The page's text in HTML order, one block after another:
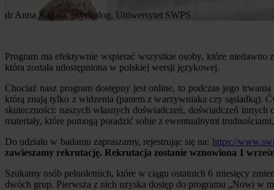
dr Anna Rogala, psycholog, Uniwersytet SWPS
Program ma efektywnie wspierać wszystkie osoby, które
która została udostępniona w polskiej wersji językowej.
Chociaż nasz program dostępny jest online, to podczas jego
którą znają tylko z widzenia (panem z warzywniaka czy sąsiadką).
skuteczności: naszych własnych doświadczeń, doświadczeń
materiały, które pomogą poradzić sobie z ewentualnymi
Do udziału w badaniu zapraszamy, rejestrując się na: https://
zawieszamy rekrutację. Rekrutacja zostanie wznowiona 1
Szukamy osób pełnoletnich, które w ciągu ostatnich 6 miesięcy
dwóch grup. Pierwsza z nich uzyska dostęp do programu „Nowi w